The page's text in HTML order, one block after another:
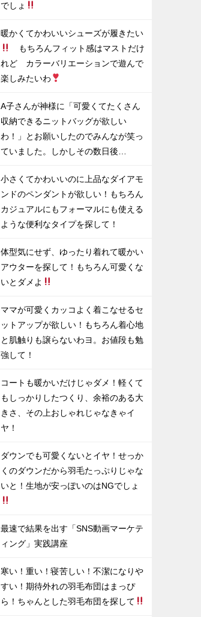
でしょ
暖かくてかわいいシューズが履きたい
もちろんフィット感はマストだけ
れど カラーバリエーションで遊んで
楽しみたいわ
A子さんが神様に「可愛くてたくさん
収納できるニットバッグが欲しい
わ！」とお願いしたのでみんなが笑っ
ていました。しかしその数日後…
小さくてかわいいのに上品なダイアモ
ンドのペンダントが欲しい！もちろん
カジュアルにもフォーマルにも使える
ような便利なタイプを探して！
体型気にせず、ゆったり着れて暖かい
アウターを探して！もちろん可愛くな
いとダメよ
ママが可愛くカッコよく着こなせるセ
ットアップが欲しい！もちろん着心地
と肌触りも譲らないわヨ。お値段も勉
強して！
コートも暖かいだけじゃダメ！軽くて
もしっかりしたつくり、余裕のある大
きさ、その上おしゃれじゃなきゃイ
ヤ！
ダウンでも可愛くないとイヤ！せっか
くのダウンだから羽毛たっぷりじゃな
いと！生地が安っぽいのはNGでしょ
最速で結果を出す「SNS動画マーケテ
ィング」実践講座
寒い！重い！寝苦しい！不潔になりや
すい！期待外れの羽毛布団はまっぴ
ら！ちゃんとした羽毛布団を探して